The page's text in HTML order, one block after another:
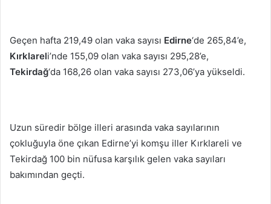
Geçen hafta 219,49 olan vaka sayısı Edirne‘de 265,84’e,
Kırklareli’nde 155,09 olan vaka sayısı 295,28’e,
Tekirdağ‘da 168,26 olan vaka sayısı 273,06’ya yükseldi.
Uzun süredir bölge illeri arasında vaka sayılarının
çokluğuyla öne çıkan Edirne’yi komşu iller Kırklareli ve
Tekirdağ 100 bin nüfusa karşılık gelen vaka sayıları
bakımından geçti.